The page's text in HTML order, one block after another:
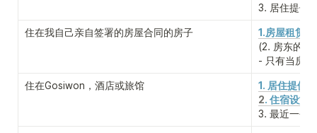
3. 居住提供
住在我自己亲自签署的房屋合同的房子
1.房屋租赁
(2. 房东的
- 只有当房
住在Gosiwon，酒店或旅馆
1. 居住提供
2. 住宿设施
3. 最近一个